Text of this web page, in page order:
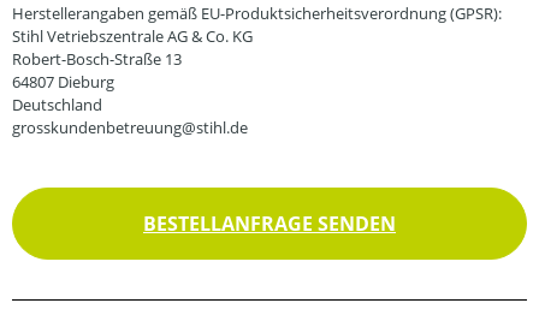
Herstellerangaben gemäß EU-Produktsicherheitsverordnung (GPSR):
Stihl Vetriebszentrale AG & Co. KG
Robert-Bosch-Straße 13
64807 Dieburg
Deutschland
grosskundenbetreuung@stihl.de
BESTELLANFRAGE SENDEN